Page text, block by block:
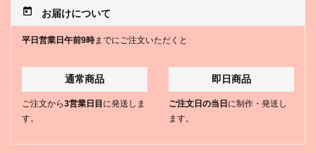
today お届けについて
平日営業日午前9時までにご注文いただくと
通常商品
ご注文から3営業日目 に発送しま
す。
即日商品
ご注文日の当日 に制作・発送し
ます。